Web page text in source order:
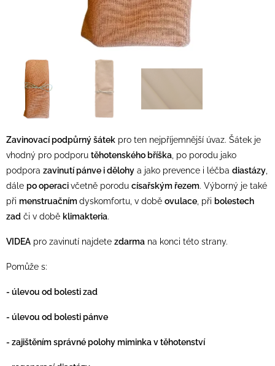
Zavinovací podpůrný šátek pro ten nejpříjemnější úvaz. Šátek je
vhodný pro podporu těhotenského bříška , po porodu jako
podpora zavinutí pánve i dělohy a jako prevence i léčba diastázy
dále po operacivčetně porodu císařským řezem. Výborný je také
při menstruačnímdyskomfortu, v době ovulace , při bolestech
zad či v době klimakteria.
VIDEA pro zavinutí najdete zdarma na konci této strany.
Pomůže s:
- úlevou od bolesti zad
- úlevou od bolesti pánve
- zajištěním správné polohy miminka v těhotenství